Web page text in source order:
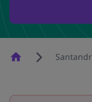
Homepage